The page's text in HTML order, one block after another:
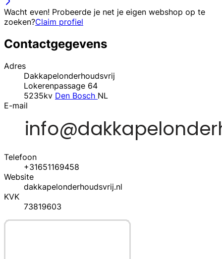
Wacht even! Probeerde je net je eigen webshop op te
zoeken?Claim profiel
Contactgegevens
Adres
Dakkapelonderhoudsvrij
Lokerenpassage 64
5235kv Den Bosch NL
E-mail
Telefoon
+31651169458
Website
dakkapelonderhoudsvrij.nl
KVK
73819603